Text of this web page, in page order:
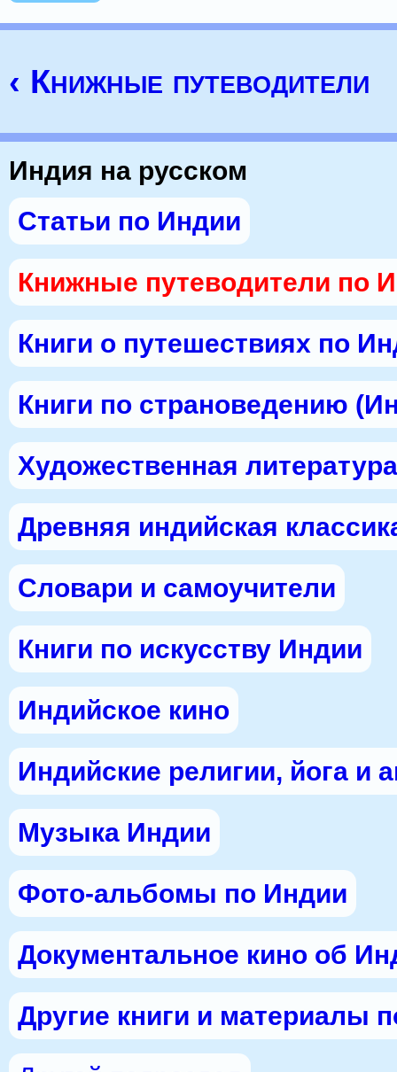
‹ Книжные путеводители
Индия на русском
Статьи по Индии
Книжные путеводители по
Книги о путешествиях по
Книги по страноведению
Художественная
Древняя индийская
Словари и самоучители
Книги по искусству Индии
Индийское кино
Индийские религии, йога и
Музыка Индии
Фото-альбомы по Индии
Документальное кино об
Другие книги и материалы